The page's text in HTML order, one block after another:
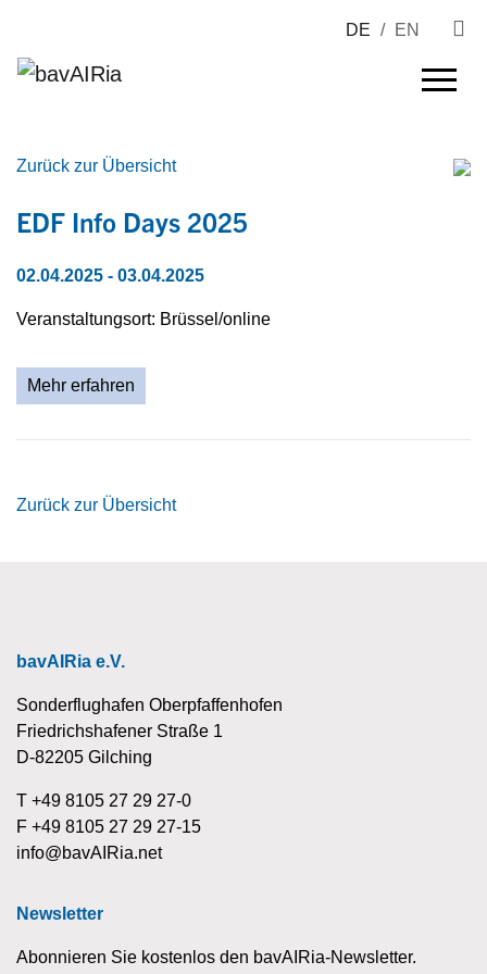
DE / EN
Zurück zur Übersicht
EDF Info Days 2025
02.04.2025 - 03.04.2025
Veranstaltungsort: Brüssel/online
Mehr erfahren
Zurück zur Übersicht
bavAIRia e.V.
Sonderflughafen Oberpfaffenhofen
Friedrichshafener Straße 1
D-82205 Gilching
T +49 8105 27 29 27-0
F +49 8105 27 29 27-15
info@bavAIRia.net
Newsletter
Abonnieren Sie kostenlos den bavAIRia-Newsletter.